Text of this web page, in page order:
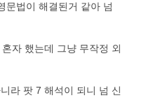
문법이 해결된거 같아 넘
자 했는데 그냥 무작정 외
라 팟 7 해석이 되니 넘 신